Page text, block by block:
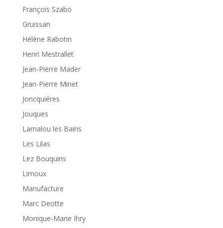
François Szabo
Gruissan
Hélène Rabotin
Henri Mestrallet
Jean-Pierre Mader
Jean-Pierre Minet
Joncquiéres
Jouques
Lamalou les Bains
Les Lilas
Lez Bouquins
Limoux
Manufacture
Marc Deotte
Monique-Marie Ihry